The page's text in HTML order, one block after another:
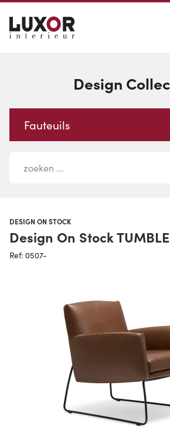
Design
Fauteuils
DESIGN ON STOCK
Design On Stock
Ref: 0507-